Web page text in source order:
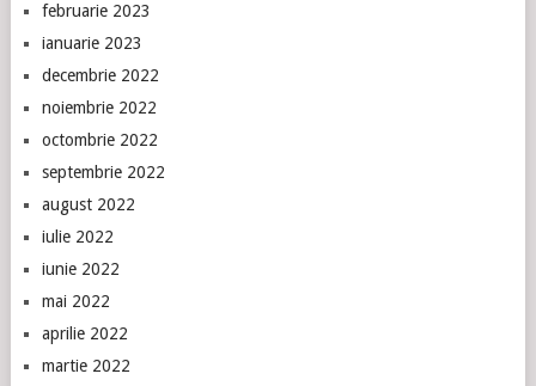
februarie 2023
ianuarie 2023
decembrie 2022
noiembrie 2022
octombrie 2022
septembrie 2022
august 2022
iulie 2022
iunie 2022
mai 2022
aprilie 2022
martie 2022